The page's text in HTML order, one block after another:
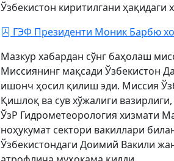
Ўзбекистон киритилгани
ГЭФ Президенти Моник Барбю
Мазкур хабардан сўнг баҳолаш
Миссиянинг мақсади Ўзбекистон
ишонч ҳосил қилиш эди. Миссия
Қишлоқ ва сув хўжалиги
ЎзР Гидрометеорология хизмати
ноҳукумат сектори вакиллари
Ўзбекистондаги Доимий Вакили